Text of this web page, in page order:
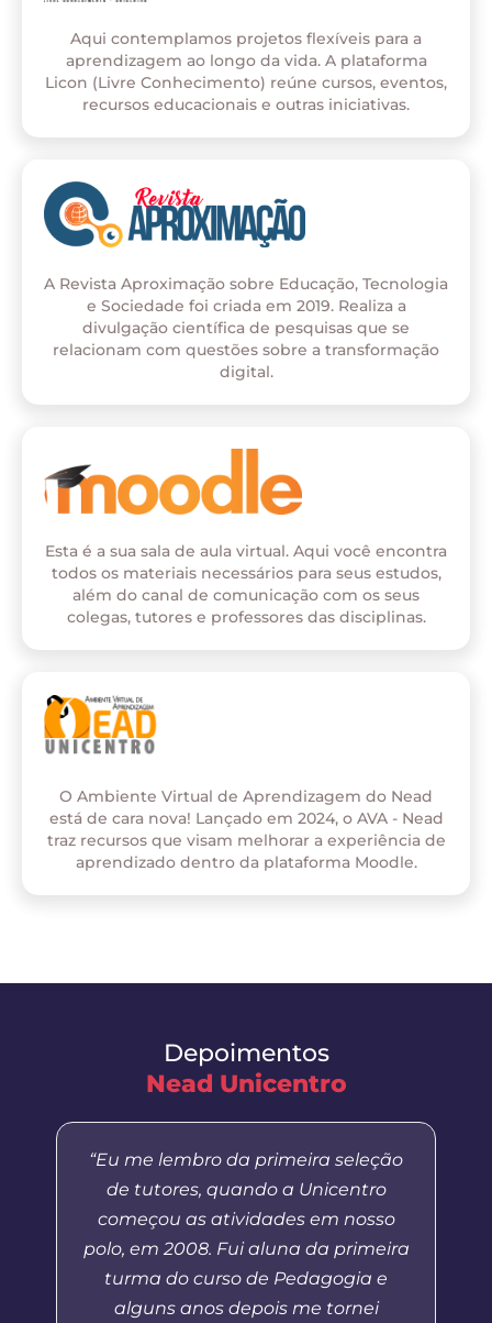
Aqui contemplamos projetos flexíveis para a
aprendizagem ao longo da vida. A plataforma
Licon (Livre Conhecimento) reúne cursos, eventos,
recursos educacionais e outras iniciativas.
A Revista Aproximação sobre Educação, Tecnologia
e Sociedade foi criada em 2019. Realiza a
divulgação científica de pesquisas que se
relacionam com questões sobre a transformação
digital.
Esta é a sua sala de aula virtual. Aqui você encontra
todos os materiais necessários para seus estudos,
além do canal de comunicação com os seus
colegas, tutores e professores das disciplinas.
O Ambiente Virtual de Aprendizagem do Nead
está de cara nova! Lançado em 2024, o AVA - Nead
traz recursos que visam melhorar a experiência de
aprendizado dentro da plataforma Moodle.
Depoimentos
Nead Unicentro
“Eu me lembro da primeira seleção
de tutores, quando a Unicentro
começou as atividades em nosso
polo, em 2008. Fui aluna da primeira
turma do curso de Pedagogia e
alguns anos depois me tornei